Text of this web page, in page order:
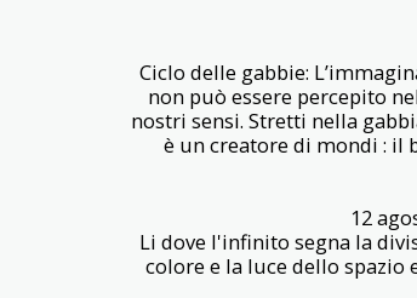
Ciclo delle gabbie:
non può essere percepito
nostri sensi. Stretti nella
è un creatore di mondi : il
12
Li dove l'infinito segna la
colore e la luce dello